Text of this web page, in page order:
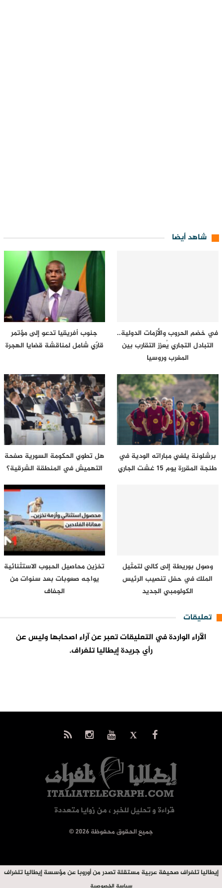
شاهد أيضا
في خضم الحروب والأزمات الدولية..
التبادل التجاري يُعزز التقارب بين
المغرب وروسيا
جنوب أفريقيا تدعو إلى مؤتمر
قارّي شامل لمناقشة قضايا الهجرة
برشلونة يلغي مباراته الودية في
طنجة المقررة يوم 15 غشت الجاري
هل تطوي الحكومة السورية صفحة
التهميش في المنطقة الشرقية؟
وصول بوريطة إلى كالي لتمثيل
الملك في حفل تنصيب الرئيس
الكولومبي الجديد
تخزين محاصيل الحبوب الاستثنائية
يواجه صعوبات بعد سنوات من
الجفاف
تعليقات
الآراء الواردة في التعليقات تعبر عن آراء اصحابها وليس عن
رأي جريدة إيطاليا تلغراف.
© جميع الحقوق محفوظة 2026
إيطاليا تلغراف صحيفة عربية مستقلة تصدر من أوروبا عن مؤسسة إيطاليا تلغراف